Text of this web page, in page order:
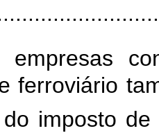
empresas
ferroviário
imposto